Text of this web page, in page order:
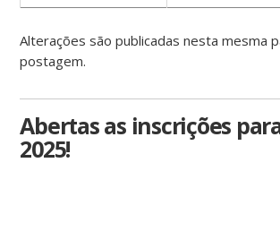
Alterações são publicadas nesta mesma
postagem.
Abertas as inscrições
2025!